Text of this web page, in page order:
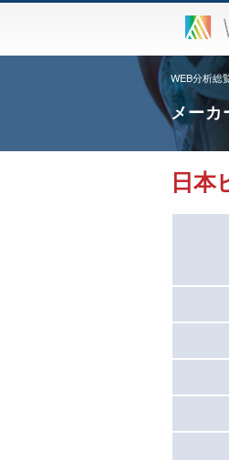
WEB分析総
メーカ
日本